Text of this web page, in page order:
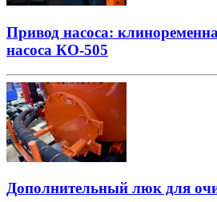
Привод насоса:
насоса КО-505
Дополнительный люк для